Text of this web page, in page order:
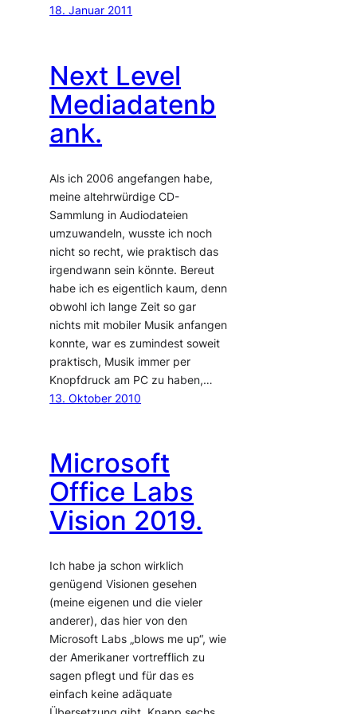
18. Januar 2011
Next Level
Mediadatenb
ank.
Als ich 2006 angefangen habe,
meine altehrwürdige CD-
Sammlung in Audiodateien
umzuwandeln, wusste ich noch
nicht so recht, wie praktisch das
irgendwann sein könnte. Bereut
habe ich es eigentlich kaum, denn
obwohl ich lange Zeit so gar
nichts mit mobiler Musik anfangen
konnte, war es zumindest soweit
praktisch, Musik immer per
Knopfdruck am PC zu haben,…
13. Oktober 2010
Microsoft
Office Labs
Vision 2019.
Ich habe ja schon wirklich
genügend Visionen gesehen
(meine eigenen und die vieler
anderer), das hier von den
Microsoft Labs „blows me up“, wie
der Amerikaner vortrefflich zu
sagen pflegt und für das es
einfach keine adäquate